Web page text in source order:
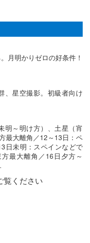
月明かりゼロの好条件！
、星空撮影。初級者向け
明～明け方）、土星（宵
最大離角／12～13日：ペ
日未明：スペインなどで
最大離角／16日夕方～
覧ください